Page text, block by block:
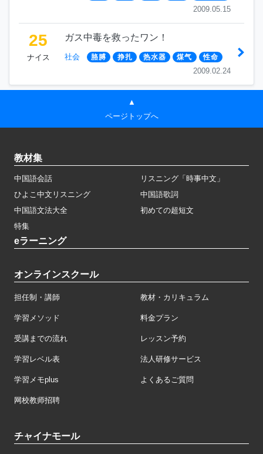
2009.05.15
25
ナイス
ガス中毒を救ったワン！
社会 胳膊 挣扎 热水器 煤气 性命
2009.02.24
▲
ページトップへ
教材集
中国語会話
リスニング「時事中文」
ひよこ中文リスニング
中国語歌詞
中国語文法大全
初めての超短文
特集
eラーニング
オンラインスクール
担任制・講師 教材・カリキュラム
学習メソッド 料金プラン
受講までの流れ レッスン予約
学習レベル表 法人研修サービス
学習メモplus よくあるご質問
网校教师招聘
チャイナモール